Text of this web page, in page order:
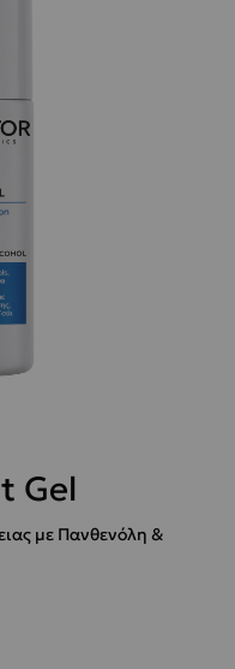
Gel
με Πανθενόλη &